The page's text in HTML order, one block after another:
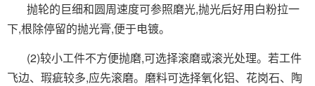
抛轮的巨细和圆周速度可参照磨光,抛光后好用白粉拉一
下,根除停留的抛光膏,便于电镀。
(2)较小工件不方便抛磨,可选择滚磨或滚光处理。若工件
飞边、瑕疵较多,应先滚磨。磨料可选择氧化铝、花岗石、陶